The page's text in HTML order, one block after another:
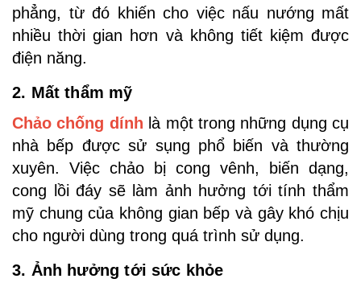
phẳng, từ đó khiến cho việc nấu nướng mất
nhiều thời gian hơn và không tiết kiệm được
điện năng.
2. Mất thẩm mỹ
Chảo chống dính là một trong những dụng cụ
nhà bếp được sử sụng phổ biến và thường
xuyên. Việc chảo bị cong vênh, biến dạng,
cong lồi đáy sẽ làm ảnh hưởng tới tính thẩm
mỹ chung của không gian bếp và gây khó chịu
cho người dùng trong quá trình sử dụng.
3. Ảnh hưởng tới sức khỏe